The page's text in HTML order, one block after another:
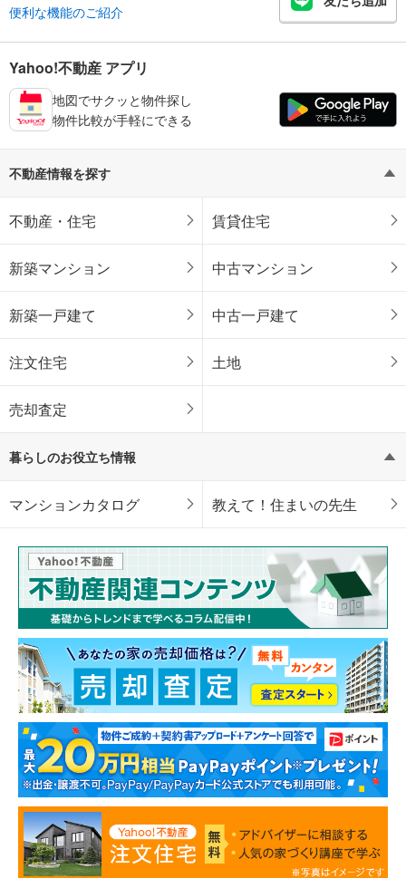
便利な機能のご紹介
Yahoo!不動産 アプリ
地図でサクッと物件探し
物件比較が手軽にできる
不動産情報を探す
不動産・住宅 賃貸住宅
新築マンション 中古マンション
新築一戸建て 中古一戸建て
注文住宅 土地
売却査定
暮らしのお役立ち情報
マンションカタログ 教えて！住まいの先生